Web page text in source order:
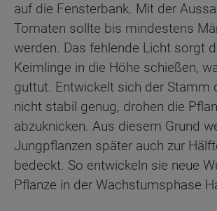
auf die Fensterbank. Mit der
Tomaten sollte bis mindestens
werden. Das fehlende Licht sorgt
Keimlinge in die Höhe schießen,
guttut. Entwickelt sich der Stamm
nicht stabil genug, drohen die
abzuknicken. Aus diesem Grund
Jungpflanzen später auch zur
bedeckt. So entwickeln sie neue
Pflanze in der Wachstumsphase